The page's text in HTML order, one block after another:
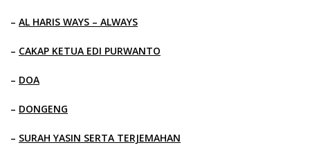
– AL HARIS WAYS – ALWAYS
– CAKAP KETUA EDI PURWANTO
– DOA
– DONGENG
– SURAH YASIN SERTA TERJEMAHAN